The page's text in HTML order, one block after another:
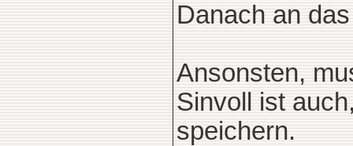
Danach an
Ansonsten,
Sinvoll ist
speichern.